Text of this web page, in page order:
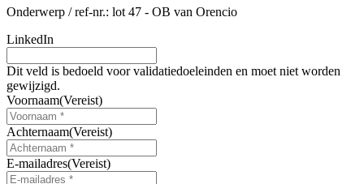
Onderwerp / ref-nr.: lot 47 - OB van Orencio
LinkedIn
Dit veld is bedoeld voor validatiedoeleinden en moet niet worden
gewijzigd.
Voornaam(Vereist)
Achternaam(Vereist)
E-mailadres(Vereist)